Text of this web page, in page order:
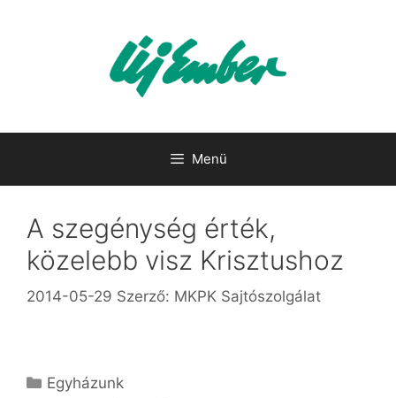
Menü
A szegénység érték,
közelebb visz Krisztushoz
2014-05-29 Szerző: MKPK Sajtószolgálat
Kategória
Egyházunk